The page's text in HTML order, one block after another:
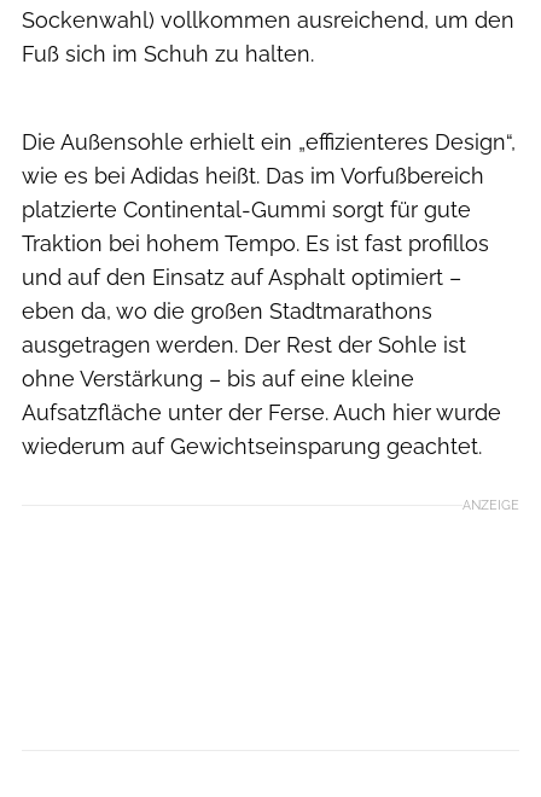
Sockenwahl) vollkommen ausreichend, um den
Fuß sich im Schuh zu halten.
Die Außensohle erhielt ein „effizienteres Design“,
wie es bei Adidas heißt. Das im Vorfußbereich
platzierte Continental-Gummi sorgt für gute
Traktion bei hohem Tempo. Es ist fast profillos
und auf den Einsatz auf Asphalt optimiert –
eben da, wo die großen Stadtmarathons
ausgetragen werden. Der Rest der Sohle ist
ohne Verstärkung – bis auf eine kleine
Aufsatzfläche unter der Ferse. Auch hier wurde
wiederum auf Gewichtseinsparung geachtet.
ANZEIGE